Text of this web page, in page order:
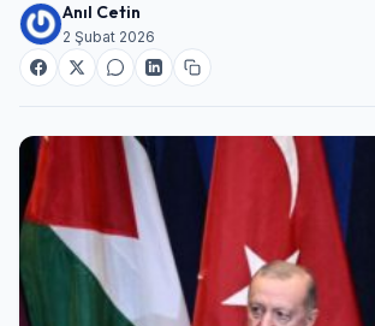
Anıl Cetin
2 Şubat 2026